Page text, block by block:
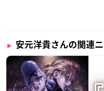
安元洋貴さんの関連